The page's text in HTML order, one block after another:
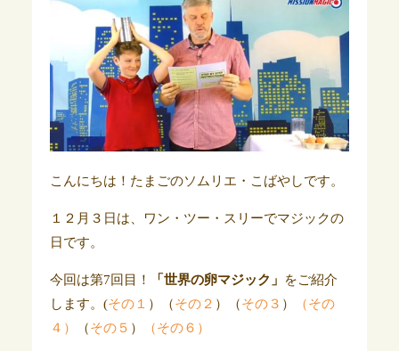
こんにちは！たまごのソムリエ・こばやしです。
１２月３日は、ワン・ツー・スリーでマジックの
日です。
今回は第7回目！ 「世界の卵マジック」
をご紹介
します。(その１ ）（その２ ）（その３ ）
（その
４）
（その５ ） （その６）